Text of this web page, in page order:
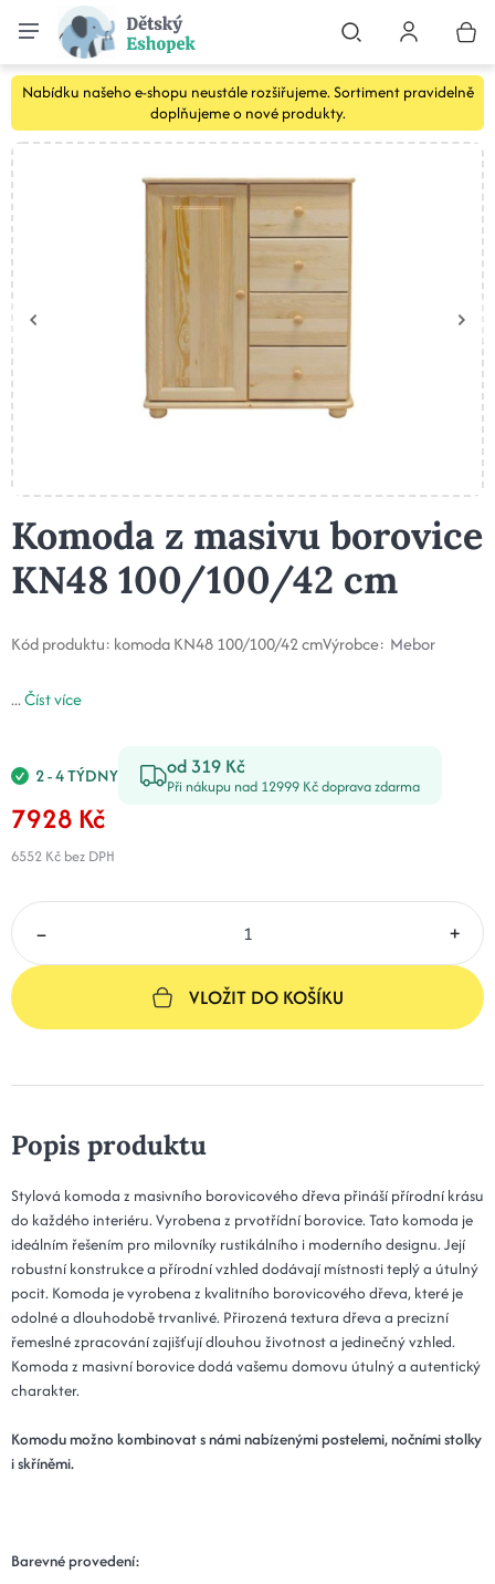
Nabídku našeho e-shopu neustále rozšiřujeme. Sortiment pravidelně
doplňujeme o nové produkty.
Komoda z masivu borovice
KN48 100/100/42 cm
Kód produktu: komoda KN48 100/100/42 cmVýrobce: Mebor
...Číst více
2 - 4 TÝDNY od 319 Kč
Při nákupu nad 12999 Kč doprava zdarma
7928 Kč
6552 Kč bez DPH
– +
VLOŽIT DO KOŠÍKU
Popis produktu
Stylová komoda z masivního borovicového dřeva přináší přírodní krásu
do každého interiéru. Vyrobena z prvotřídní borovice. Tato komoda je
ideálním řešením pro milovníky rustikálního i moderního designu. Její
robustní konstrukce a přírodní vzhled dodávají místnosti teplý a útulný
pocit. Komoda je vyrobena z kvalitního borovicového dřeva, které je
odolné a dlouhodobě trvanlivé. Přirozená textura dřeva a precizní
řemeslné zpracování zajišťují dlouhou životnost a jedinečný vzhled.
Komoda z masivní borovice dodá vašemu domovu útulný a autentický
charakter.
Komodu možno kombinovat s námi nabízenými postelemi, nočními stolky
i skříněmi.
Barevné provedení: